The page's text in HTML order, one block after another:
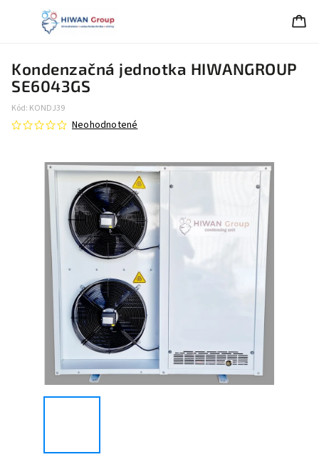
Kondenzačná jednotka HIWANGROUP
SE6043GS
Kód: KONDJ39
Neohodnotené